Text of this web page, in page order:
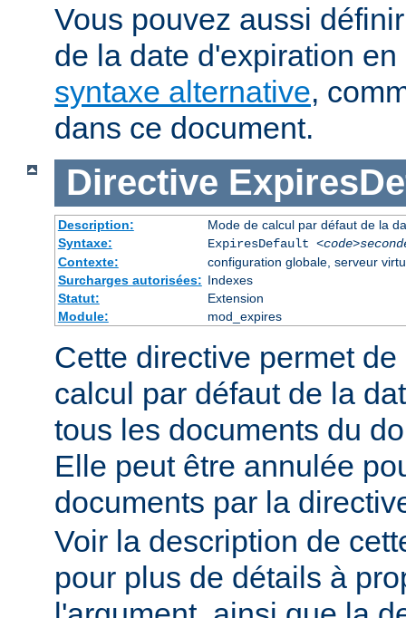
Vous pouvez aussi
de la date d'expiration
syntaxe alternative,
dans ce document.
Directive
Description:
Mode de calcul par défaut de la
Syntaxe:
ExpiresDefault
Contexte:
configuration globale, serveur
Surcharges autorisées: Indexes
Statut:
Extension
Module:
mod_expires
Cette directive permet
calcul par défaut de la
tous les documents du
Elle peut être annulée
documents par la
Voir la description de
pour plus de détails à